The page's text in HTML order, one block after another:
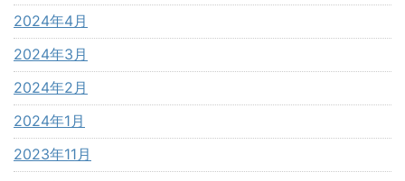
2024年4月
2024年3月
2024年2月
2024年1月
2023年11月